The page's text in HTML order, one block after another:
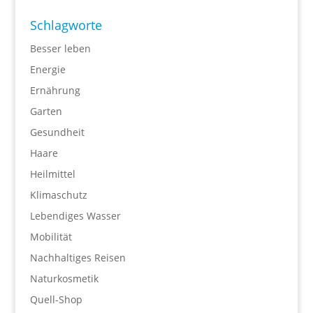
Schlagworte
Besser leben
Energie
Ernährung
Garten
Gesundheit
Haare
Heilmittel
Klimaschutz
Lebendiges Wasser
Mobilität
Nachhaltiges Reisen
Naturkosmetik
Quell-Shop